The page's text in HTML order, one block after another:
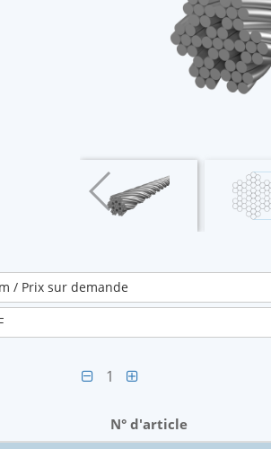
/ Prix sur demande
1
N° d'article